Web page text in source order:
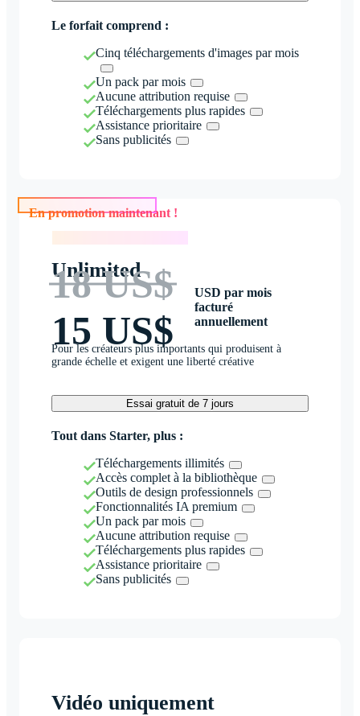
Le forfait comprend :
Cinq téléchargements d'images par mois
Un pack par mois
Aucune attribution requise
Téléchargements plus rapides
Assistance prioritaire
Sans publicités
En promotion maintenant !
Unlimited
18 US$
15 US$
USD par mois
facturé
annuellement
Pour les créateurs plus importants qui produisent à
grande échelle et exigent une liberté créative
Essai gratuit de 7 jours
Tout dans Starter, plus :
Téléchargements illimités
Accès complet à la bibliothèque
Outils de design professionnels
Fonctionnalités IA premium
Un pack par mois
Aucune attribution requise
Téléchargements plus rapides
Assistance prioritaire
Sans publicités
Vidéo uniquement